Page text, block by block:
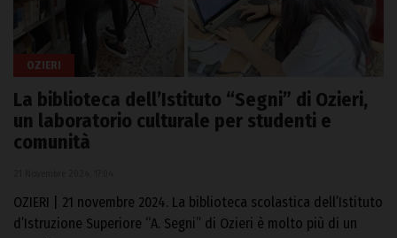
OZIERI
La biblioteca dell’Istituto “Segni” di Ozieri,
un laboratorio culturale per studenti e
comunità
OZIERI | 21 novembre 2024. La biblioteca scolastica dell’Istituto
d’Istruzione Superiore “A. Segni” di Ozieri è molto più di un